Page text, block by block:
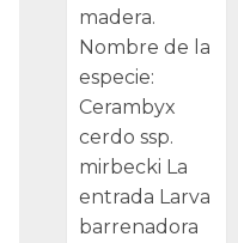
madera.
Nombre de la
especie:
Cerambyx
cerdo ssp.
mirbecki La
entrada Larva
barrenadora